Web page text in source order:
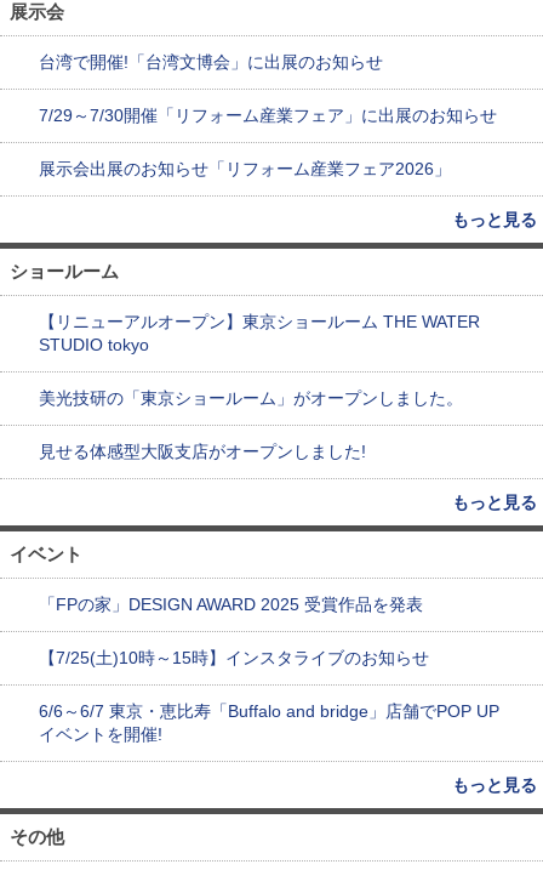
展示会
台湾で開催!「台湾文博会」に出展のお知らせ
7/29～7/30開催「リフォーム産業フェア」に出展のお知らせ
展示会出展のお知らせ「リフォーム産業フェア2026」
もっと見る
ショールーム
【リニューアルオープン】東京ショールーム THE WATER
STUDIO tokyo
美光技研の「東京ショールーム」がオープンしました。
見せる体感型大阪支店がオープンしました!
もっと見る
イベント
「FPの家」DESIGN AWARD 2025 受賞作品を発表
【7/25(土)10時～15時】インスタライブのお知らせ
6/6～6/7 東京・恵比寿「Buffalo and bridge」店舗でPOP UP
イベントを開催!
もっと見る
その他